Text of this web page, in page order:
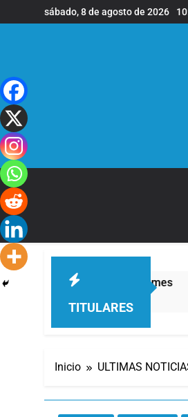
al
sábado, 8 de agosto de 2026
TITULARES
en la sede de Quilmes
Inicio ULTIMAS